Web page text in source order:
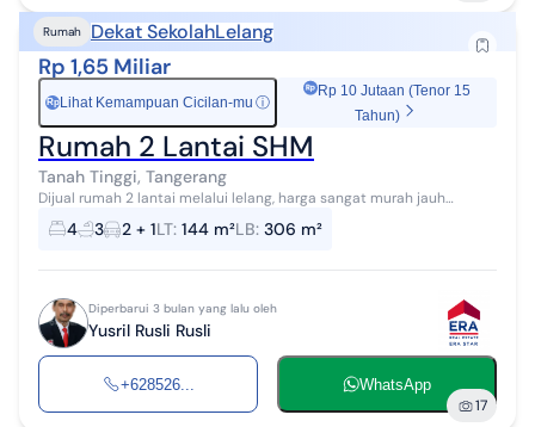
Rumah Dekat SekolahLelang
Rp 1,65 Miliar
Rp Lihat Kemampuan Cicilan-mu ⓘ
Rp 10 Jutaan (Tenor 15
Tahun)
Rumah 2 Lantai SHM
Tanah Tinggi, Tangerang
Dijual rumah 2 lantai melalui lelang, harga sangat murah jauh
dibawh harga pasaran, lokasi sangat bagus di ujung jalan tidak
mengganggu akses kenda...
4 3 2 + 1LT: 144 m²LB: 306 m²
Diperbarui 3 bulan yang lalu oleh
Yusril Rusli Rusli
+628526... WhatsApp
17